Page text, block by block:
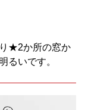
★2か所の窓か
るいです。